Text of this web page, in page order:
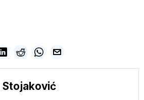
Stojaković